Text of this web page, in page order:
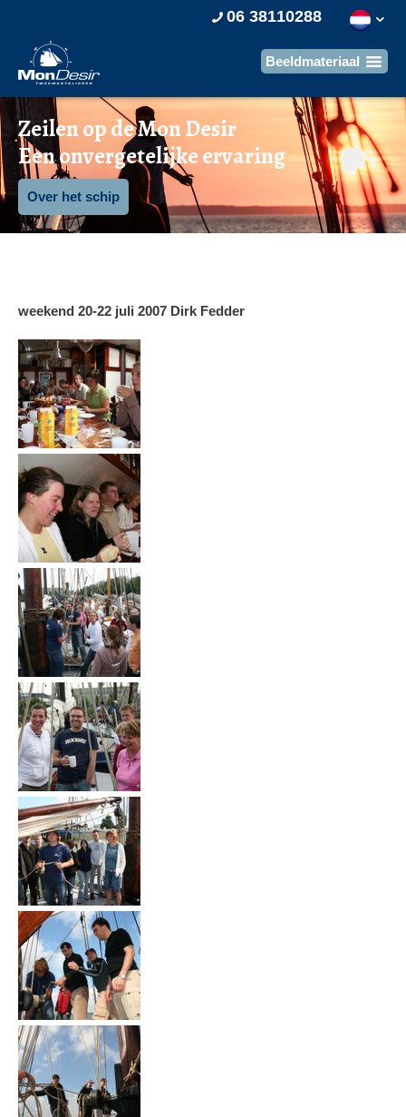
06 38110288
Zeilen op de Mon Desir
Een onvergetelijke ervaring
Over het schip
weekend 20-22 juli 2007 Dirk Fedder